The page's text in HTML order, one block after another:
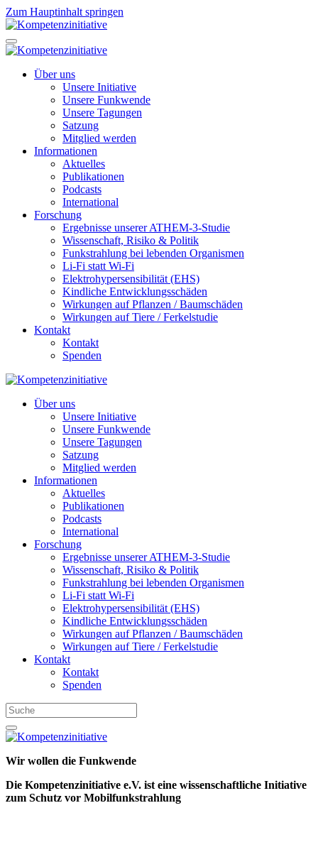
Zum Hauptinhalt springen
Über uns
Unsere Initiative
Unsere Funkwende
Unsere Tagungen
Satzung
Mitglied werden
Informationen
Aktuelles
Publikationen
Podcasts
International
Forschung
Ergebnisse unserer ATHEM-3-Studie
Wissenschaft, Risiko & Politik
Funkstrahlung bei lebenden Organismen
Li-Fi statt Wi-Fi
Elektrohypersensibilität (EHS)
Kindliche Entwicklungsschäden
Wirkungen auf Pflanzen / Baumschäden
Wirkungen auf Tiere / Ferkelstudie
Kontakt
Kontakt
Spenden
Über uns
Unsere Initiative
Unsere Funkwende
Unsere Tagungen
Satzung
Mitglied werden
Informationen
Aktuelles
Publikationen
Podcasts
International
Forschung
Ergebnisse unserer ATHEM-3-Studie
Wissenschaft, Risiko & Politik
Funkstrahlung bei lebenden Organismen
Li-Fi statt Wi-Fi
Elektrohypersensibilität (EHS)
Kindliche Entwicklungsschäden
Wirkungen auf Pflanzen / Baumschäden
Wirkungen auf Tiere / Ferkelstudie
Kontakt
Kontakt
Spenden
Wir wollen die Funkwende
Die Kompetenzinitiative e.V. ist eine wissenschaftliche Initiative
zum Schutz vor Mobilfunkstrahlung